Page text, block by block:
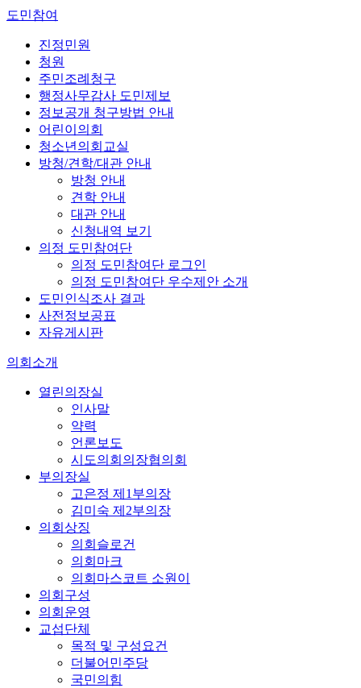
도민참여
진정민원
청원
주민조례청구
행정사무감사 도민제보
정보공개 청구방법 안내
어린이의회
청소년의회교실
방청/견학/대관 안내
방청 안내
견학 안내
대관 안내
신청내역 보기
의정 도민참여단
의정 도민참여단 로그인
의정 도민참여단 우수제안 소개
도민인식조사 결과
사전정보공표
자유게시판
의회소개
열린의장실
인사말
약력
언론보도
시도의회의장협의회
부의장실
고은정 제1부의장
김미숙 제2부의장
의회상징
의회슬로건
의회마크
의회마스코트 소원이
의회구성
의회운영
교섭단체
목적 및 구성요건
더불어민주당
국민의힘